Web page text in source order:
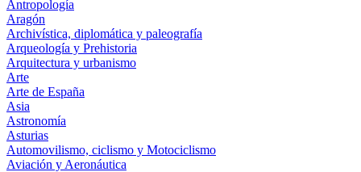
Antropología
Aragón
Archivística, diplomática y paleografía
Arqueología y Prehistoria
Arquitectura y urbanismo
Arte
Arte de España
Asia
Astronomía
Asturias
Automovilismo, ciclismo y Motociclismo
Aviación y Aeronáutica